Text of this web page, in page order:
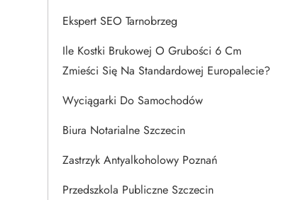
Ekspert SEO Tarnobrzeg
Ile Kostki Brukowej O Grubości 6 Cm
Zmieści Się Na Standardowej Europalecie?
Wyciągarki Do Samochodów
Biura Notarialne Szczecin
Zastrzyk Antyalkoholowy Poznań
Przedszkola Publiczne Szczecin